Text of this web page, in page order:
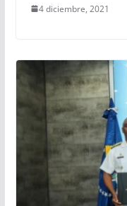
4 diciembre, 2021